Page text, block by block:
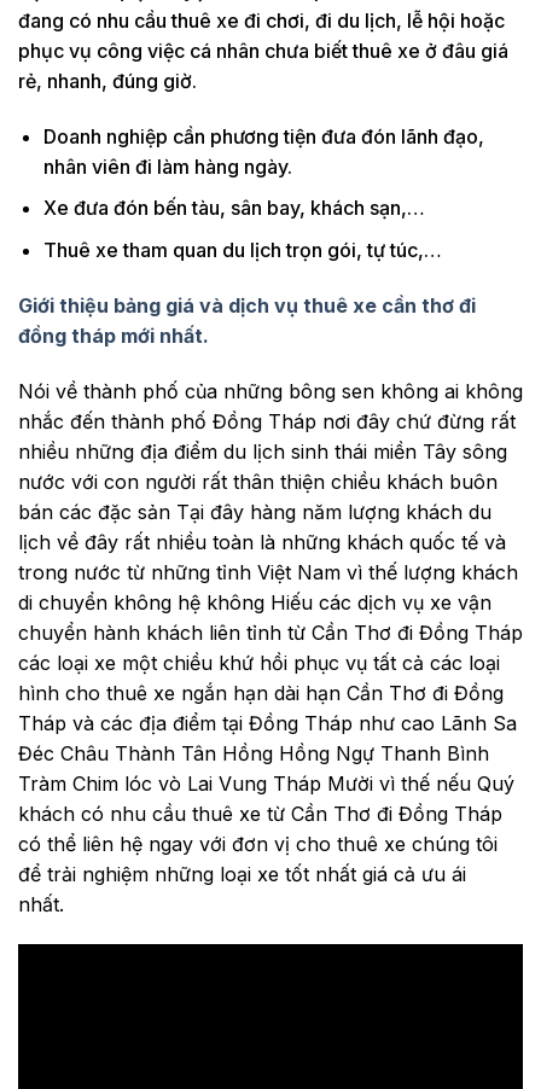
đang có nhu cầu thuê xe đi chơi, đi du lịch, lễ hội hoặc
phục vụ công việc cá nhân chưa biết thuê xe ở đâu giá
rẻ, nhanh, đúng giờ.
Doanh nghiệp cần phương tiện đưa đón lãnh đạo,
nhân viên đi làm hàng ngày.
Xe đưa đón bến tàu, sân bay, khách sạn,…
Thuê xe tham quan du lịch trọn gói, tự túc,…
Giới thiệu bảng giá và dịch vụ thuê xe cần thơ đi
đồng tháp mới nhất.
Nói về thành phố của những bông sen không ai không
nhắc đến thành phố Đồng Tháp nơi đây chứ đừng rất
nhiều những địa điểm du lịch sinh thái miền Tây sông
nước với con người rất thân thiện chiều khách buôn
bán các đặc sản Tại đây hàng năm lượng khách du
lịch về đây rất nhiều toàn là những khách quốc tế và
trong nước từ những tỉnh Việt Nam vì thế lượng khách
di chuyển không hệ không Hiếu các dịch vụ xe vận
chuyển hành khách liên tỉnh từ Cần Thơ đi Đồng Tháp
các loại xe một chiều khứ hồi phục vụ tất cả các loại
hình cho thuê xe ngắn hạn dài hạn Cần Thơ đi Đồng
Tháp và các địa điểm tại Đồng Tháp như cao Lãnh Sa
Đéc Châu Thành Tân Hồng Hồng Ngự Thanh Bình
Tràm Chim lóc vò Lai Vung Tháp Mười vì thế nếu Quý
khách có nhu cầu thuê xe từ Cần Thơ đi Đồng Tháp
có thể liên hệ ngay với đơn vị cho thuê xe chúng tôi
để trải nghiệm những loại xe tốt nhất giá cả ưu ái
nhất.